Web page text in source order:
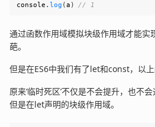
console . log (a ) // 1
通过函数作用域模拟块级作用域才能实
葩。
但是在ES6中我们有了let和const，以上
原来‘临时死区’不仅是不会提升，也不
但是在let声明的块级作用域。